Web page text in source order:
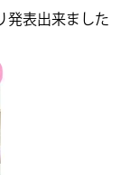
発表出来ました